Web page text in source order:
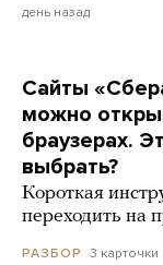
день назад
Сайты
можно
браузерах.
выбрать?
Короткая
переходить на
РАЗБОР 3 карточки